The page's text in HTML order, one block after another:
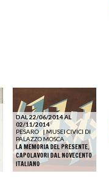
DAL 22/06/2014 AL
02/11/2014
PESARO |MUSEI CIVICI DI
PALAZZO MOSCA
LA MEMORIA DEL PRESENTE.
CAPOLAVORI DAL NOVECENTO
ITALIANO